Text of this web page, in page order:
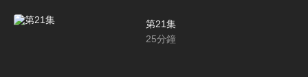
第21集
25分鐘